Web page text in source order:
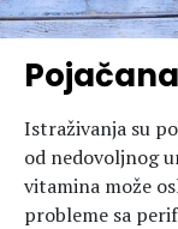
Istraživanja su
od nedovoljnog
vitamina može
probleme sa